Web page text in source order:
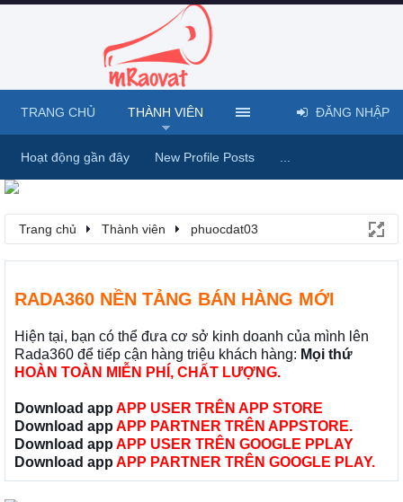
Trang chủ Thành viên phuocdat03
RADA360 NỀN TẢNG BÁN HÀNG MỚI
Hiện tại, bạn có thể đưa cơ sở kinh doanh của mình lên
Rada360 để tiếp cận hàng triệu khách hàng: Mọi thứ
HOÀN TOÀN MIỄN PHÍ, CHẤT LƯỢNG.
Download app APP USER TRÊN APP STORE
Download app APP PARTNER TRÊN APPSTORE.
Download app APP USER TRÊN GOOGLE PPLAY
Download app APP PARTNER TRÊN GOOGLE PLAY.
TRANG CHỦ THÀNH VIÊN
Hoạt động gần đây New Profile Posts
ĐĂNG NHẬP